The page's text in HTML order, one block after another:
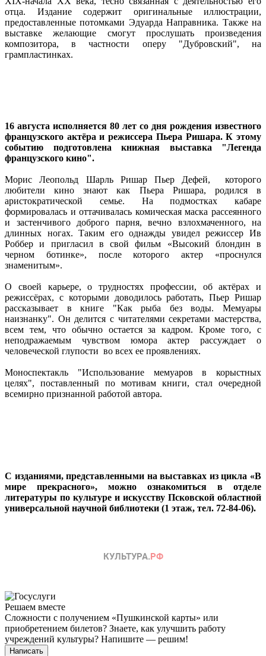
отца. Издание содержит оригинальные иллюстрации,
предоставленные потомками Эдуарда Направника. Также на
выставке желающие смогут прослушать произведения
композитора, в частности оперу "Дубровский", на
грампластинках.
16 августа исполняется 80 лет со дня рождения известного
французского актёра и режиссера Пьера Ришара. К этому
событию подготовлена книжная выставка "Легенда
французского кино".
Морис Леопольд Шарль Ришар Пьер Дефей, которого
любители кино знают как Пьера Ришара, родился в
аристократической семье. На подмостках кабаре
формировалась и оттачивалась комическая маска рассеянного
и застенчивого доброго парня, вечно взлохмаченного, на
длинных ногах. Таким его однажды увидел режиссер Ив
Роббер и пригласил в свой фильм «Высокий блондин в
черном ботинке», после которого актер «проснулся
знаменитым».
О своей карьере, о трудностях профессии, об актёрах и
режиссёрах, с которыми доводилось работать, Пьер Ришар
рассказывает в книге "Как рыба без воды. Мемуары
наизнанку". Он делится с читателями секретами мастерства,
всем тем, что обычно остается за кадром. Кроме того, с
неподражаемым чувством юмора актер рассуждает о
человеческой глупости во всех ее проявлениях.
Моноспектакль "Использование мемуаров в корыстных
целях", поставленный по мотивам книги, стал очередной
всемирно признанной работой автора.
С изданиями, представленными на выставках из цикла «В
мире прекрасного», можно ознакомиться в отделе
литературы по культуре и искусству Псковской областной
универсальной научной библиотеки (1 этаж, тел. 72-84-06).
Решаем вместе
Сложности с получением «Пушкинской карты» или
приобретением билетов? Знаете, как улучшить работу
учреждений культуры? Напишите — решим!
Написать